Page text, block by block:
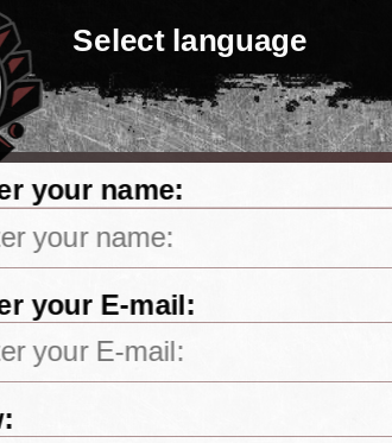
Select language
your name:
your E-mail: